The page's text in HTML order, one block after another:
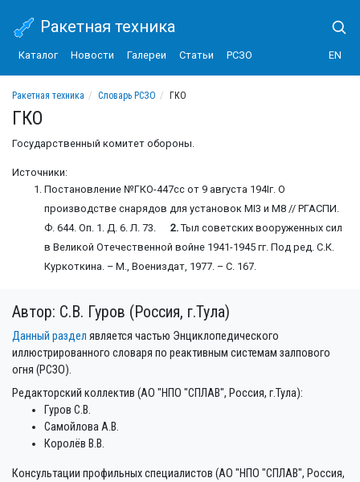
Ракетная техника
Каталог Новости Галереи Статьи РСЗО EN
Ракетная техника Словарь РСЗО ГКО
ГКО
Государственный комитет обороны.
Источники:
Постановление №ГКО-447сс от 9 августа 194Iг. О
производстве снарядов для установок МI3 и М8 // РГАСПИ.
Ф. 644. Оп. 1. Д. 6. Л. 73. 2. Тыл советских вооруженных сил
в Великой Отечественной войне 1941-1945 гг. Под ред. С.К.
Куркоткина. – М., Воениздат, 1977. – С. 167.
Автор: С.В. Гуров (Россия, г.Тула)
Данный раздел является частью Энциклопедического
иллюстрированного словаря по реактивным системам залпового
огня (РСЗО).
Редакторский коллектив (АО "НПО "СПЛАВ", Россия, г.Тула):
Гуров С.В.
Самойлова А.В.
Королёв В.В.
Консультации профильных специалистов (АО "НПО "СПЛАВ", Россия,